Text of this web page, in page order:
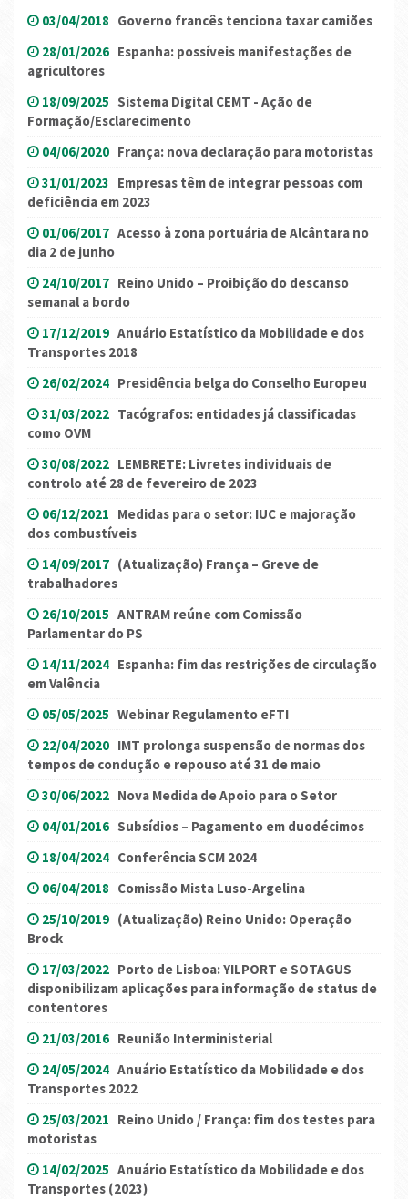
03/04/2018 Governo francês tenciona taxar camiões
28/01/2026 Espanha: possíveis manifestações de
agricultores
18/09/2025 Sistema Digital CEMT - Ação de
Formação/Esclarecimento
04/06/2020 França: nova declaração para motoristas
31/01/2023 Empresas têm de integrar pessoas com
deficiência em 2023
01/06/2017 Acesso à zona portuária de Alcântara no
dia 2 de junho
24/10/2017 Reino Unido – Proibição do descanso
semanal a bordo
17/12/2019 Anuário Estatístico da Mobilidade e dos
Transportes 2018
26/02/2024 Presidência belga do Conselho Europeu
31/03/2022 Tacógrafos: entidades já classificadas
como OVM
30/08/2022 LEMBRETE: Livretes individuais de
controlo até 28 de fevereiro de 2023
06/12/2021 Medidas para o setor: IUC e majoração
dos combustíveis
14/09/2017 (Atualização) França – Greve de
trabalhadores
26/10/2015 ANTRAM reúne com Comissão
Parlamentar do PS
14/11/2024 Espanha: fim das restrições de circulação
em Valência
05/05/2025 Webinar Regulamento eFTI
22/04/2020 IMT prolonga suspensão de normas dos
tempos de condução e repouso até 31 de maio
30/06/2022 Nova Medida de Apoio para o Setor
04/01/2016 Subsídios – Pagamento em duodécimos
18/04/2024 Conferência SCM 2024
06/04/2018 Comissão Mista Luso-Argelina
25/10/2019 (Atualização) Reino Unido: Operação
Brock
17/03/2022 Porto de Lisboa: YILPORT e SOTAGUS
disponibilizam aplicações para informação de status de
contentores
21/03/2016 Reunião Interministerial
24/05/2024 Anuário Estatístico da Mobilidade e dos
Transportes 2022
25/03/2021 Reino Unido / França: fim dos testes para
motoristas
14/02/2025 Anuário Estatístico da Mobilidade e dos
Transportes (2023)